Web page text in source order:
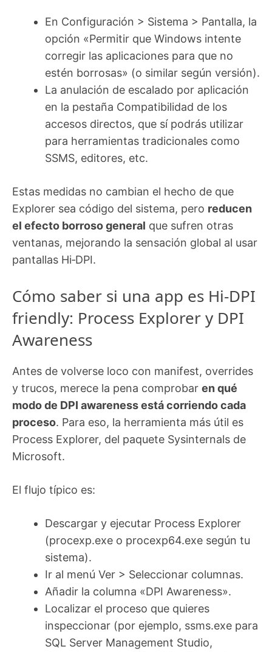
En Configuración > Sistema > Pantalla, la
opción «Permitir que Windows intente
corregir las aplicaciones para que no
estén borrosas» (o similar según versión).
La anulación de escalado por aplicación
en la pestaña Compatibilidad de los
accesos directos, que sí podrás utilizar
para herramientas tradicionales como
SSMS, editores, etc.
Estas medidas no cambian el hecho de que
Explorer sea código del sistema, pero reducen
el efecto borroso general que sufren otras
ventanas, mejorando la sensación global al usar
pantallas Hi‑DPI.
Cómo saber si una app es Hi‑DPI
friendly: Process Explorer y DPI
Awareness
Antes de volverse loco con manifest, overrides
y trucos, merece la pena comprobar en qué
modo de DPI awareness está corriendo cada
proceso. Para eso, la herramienta más útil es
Process Explorer, del paquete Sysinternals de
Microsoft.
El flujo típico es:
Descargar y ejecutar Process Explorer
(procexp.exe o procexp64.exe según tu
sistema).
Ir al menú Ver > Seleccionar columnas.
Añadir la columna «DPI Awareness».
Localizar el proceso que quieres
inspeccionar (por ejemplo, ssms.exe para
SQL Server Management Studio,